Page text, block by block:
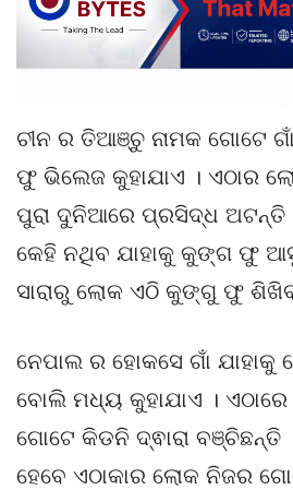
ଚୀନ ର ତିଆଞ୍ଚୁ ନାମକ ଗୋଟେ
ଫୁ ଭିଲେଜ କୁହାଯାଏ । ଏଠାର
ପୁରା ଦୁନିଆରେ ପ୍ରସିଦ୍ଧ ଅଟନ୍ତି
କେହି ନଥିବ ଯାହାକୁ କୁଙ୍ଗ ଫୁ
ସାରାରୁ ଲୋକ ଏଠି କୁଙ୍ଗୁ ଫୁ
ନେପାଲ ର ହୋକସେ ଗାଁ ଯାହାକୁ
ବୋଲି ମଧ୍ୟ କୁହାଯାଏ ।
ଗୋଟେ କିଡନି ଦ୍ଵାରା ବଞ୍ଚିଛନ୍ତି
ହେବେ ଏଠାକାର ଲୋକ ନିଜର